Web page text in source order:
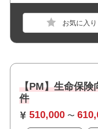
【PM】生命保険
件
510,000 〜
・・リモート併用可
・・英語スキルが活
・・長期案件です！
PM
・インフラの上流工程経
・要件定義書、基本設計
メントの作成とレビュー
・ベンダーコントロール